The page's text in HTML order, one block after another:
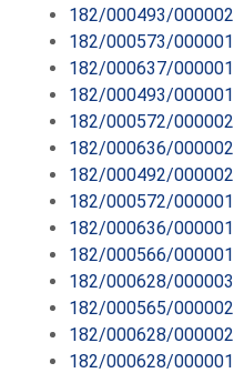
182/000493/000002
182/000573/000001
182/000637/000001
182/000493/000001
182/000572/000002
182/000636/000002
182/000492/000002
182/000572/000001
182/000636/000001
182/000566/000001
182/000628/000003
182/000565/000002
182/000628/000002
182/000628/000001